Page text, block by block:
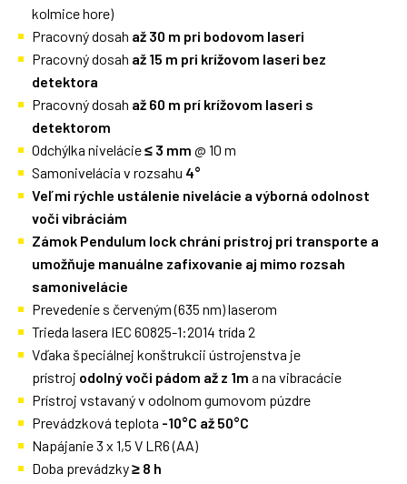
kolmice hore)
Pracovný dosah až 30 m pri bodovom laseri
Pracovný dosah až 15 m pri krížovom laseri bez
detektora
Pracovný dosah až 60 m prí krížovom laseri s
detektorom
Odchýlka nivelácie≤ 3 mm @ 10 m
Samonivelácia v rozsahu 4°
Veľmi rýchle ustálenie nivelácie a výborná odolnost
voči vibráciám
Zámok Pendulum lock chrání prístroj pri transporte a
umožňuje manuálne zafixovanie aj mimo rozsah
samonivelácie
Prevedenie s červeným (635 nm) laserom
Trieda lasera IEC 60825-1:2014 trída 2
Vďaka špeciálnej konštrukcii ústrojenstva je
prístroj odolný voči pádom až z 1m a na vibracácie
Prístroj vstavaný v odolnom gumovom púzdre
Prevádzková teplota -10°C až 50°C
Napájanie 3 x 1,5 V LR6 (AA)
Doba prevádzky≥ 8 h